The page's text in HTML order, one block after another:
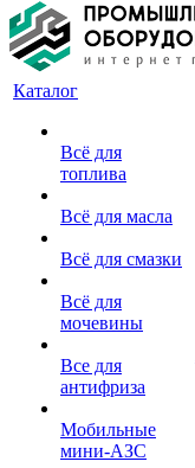
Каталог
Всё для
топлива
Всё для масла
Всё для смазки
Всё для
мочевины
Все для
антифриза
Мобильные
мини-АЗС